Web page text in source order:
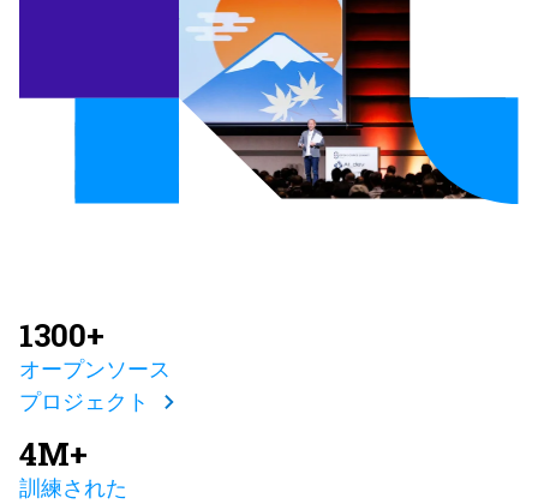
1300+
オープンソース
プロジェクト
4M+
訓練された